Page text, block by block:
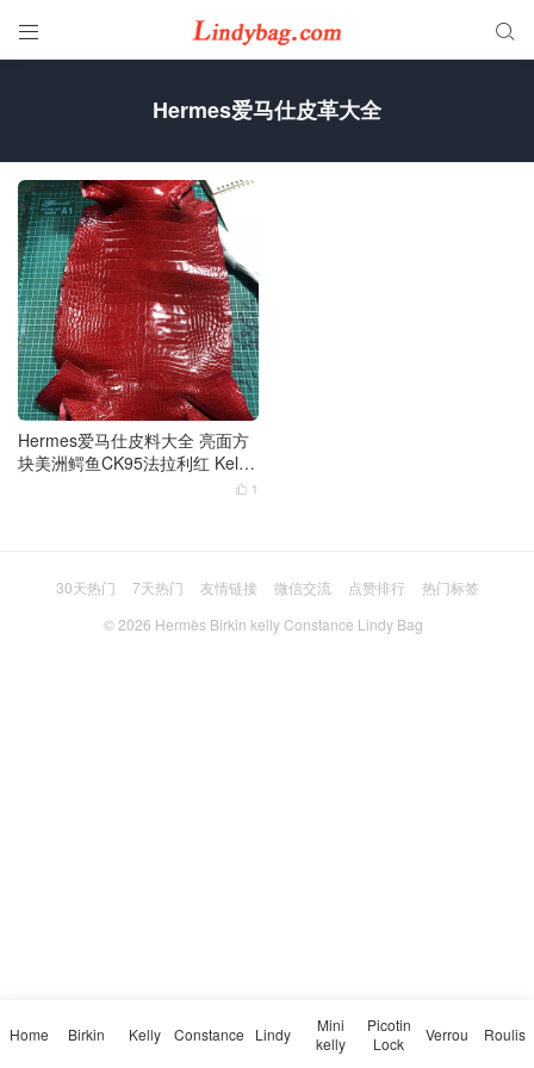
 
Hermes爱马仕皮革大全
Hermes爱马仕皮料大全 亮面方
块美洲鳄鱼CK95法拉利红 Kelly
 1
30天热门 7天热门 友情链接 微信交流 点赞排行
热门标签
© 2026 Hermès Birkin kelly Constance Lindy Bag
Home Birkin Kelly Constance Lindy
Mini
kelly
Picotin
Lock
Verrou Roulis